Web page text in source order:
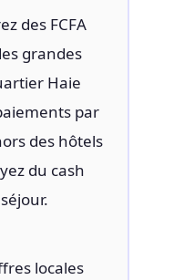
des FCFA
grandes
Haie
par
des hôtels
du cash
locales